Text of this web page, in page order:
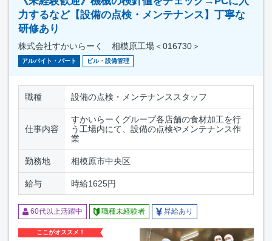
力するなど【設備の点検・メンテナンス】丁寧な
研修あり
株式会社すかいらーく 相模原工場＜016730＞
アルバイト・パート ビル・設備管理
職種 設備の点検・メンテナンススタッフ
仕事内容
すかいらーくグループ各店舗の食材加工を行
う工場内にて、設備の点検やメンテナンス作
業
勤務地 相模原市中央区
給与 時給1625円
60代以上活躍中 職種未経験者 昇給あり
ここがオススメ！